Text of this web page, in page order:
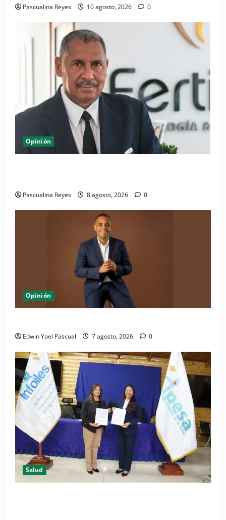
Pascualina Reyes 10 agosto, 2026 0
Opinión
Pascualina Reyes 8 agosto, 2026 0
Opinión
Edwin Yoel Pascual 7 agosto, 2026 0
Salud